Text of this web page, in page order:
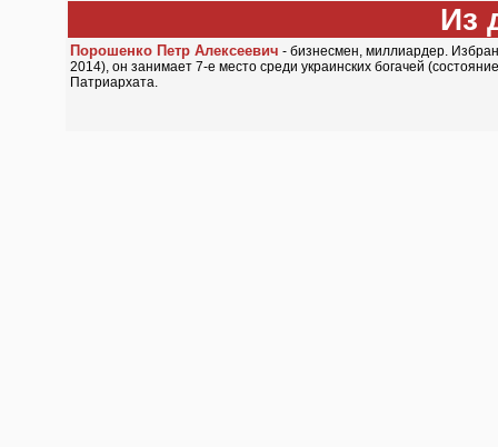
Из
Порошенко Петр Алексеевич - бизнесмен, миллиардер.
2014), он занимает 7-е место среди украинских богачей
Патриархата.